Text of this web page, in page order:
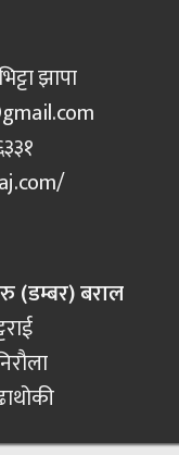
झापा
(डम्बर) बराल